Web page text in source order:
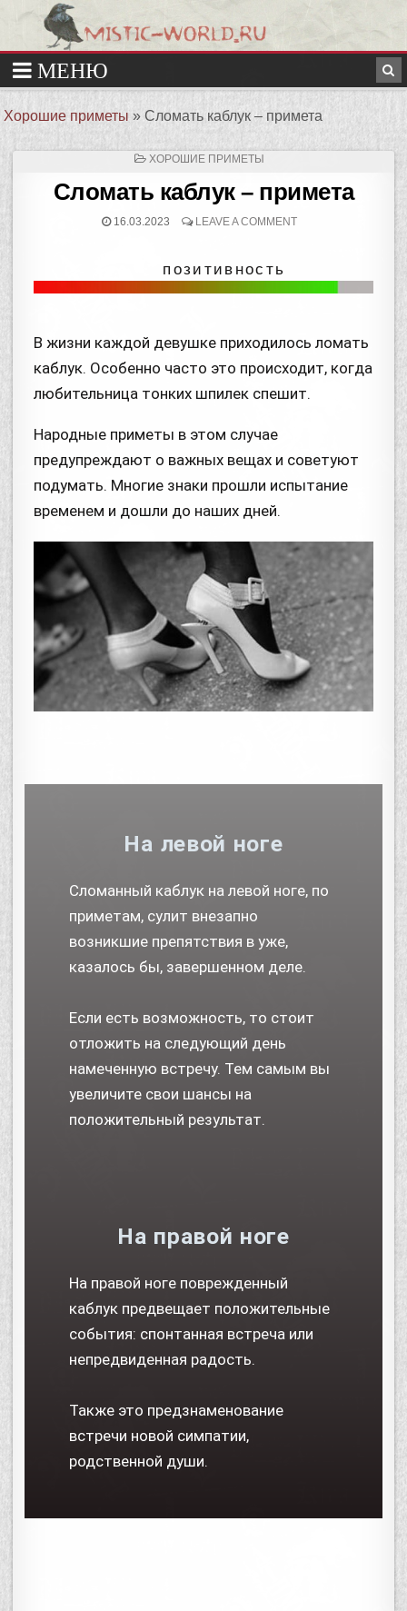
Хорошие приметы » Сломать каблук – примета
ХОРОШИЕ ПРИМЕТЫ
Сломать каблук – примета
16.03.2023 LEAVE A COMMENT
позитивность
В жизни каждой девушке приходилось ломать
каблук. Особенно часто это происходит, когда
любительница тонких шпилек спешит.
Народные приметы в этом случае
предупреждают о важных вещах и советуют
подумать. Многие знаки прошли испытание
временем и дошли до наших дней.
На левой ноге
Сломанный каблук на левой ноге, по
приметам, сулит внезапно
возникшие препятствия в уже,
казалось бы, завершенном деле.
Если есть возможность, то стоит
отложить на следующий день
намеченную встречу. Тем самым вы
увеличите свои шансы на
положительный результат.
На правой ноге
На правой ноге поврежденный
каблук предвещает положительные
события: спонтанная встреча или
непредвиденная радость.
Также это предзнаменование
встречи новой симпатии,
родственной души.